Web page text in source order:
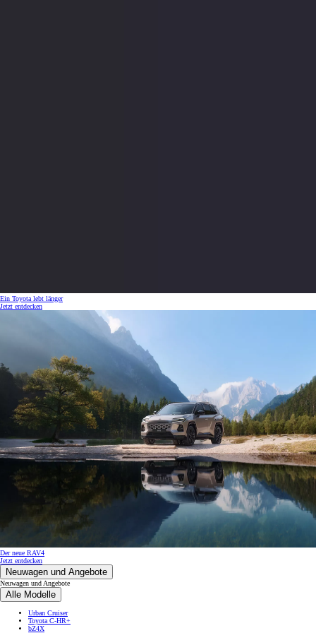
Ein Toyota lebt länger
Jetzt entdecken
Der neue RAV4
Jetzt entdecken
Neuwagen und Angebote
Neuwagen und Angebote
Alle Modelle
Urban Cruiser
Toyota C-HR+
bZ4X